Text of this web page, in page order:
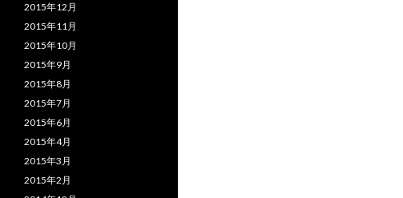
2015年12月
2015年11月
2015年10月
2015年9月
2015年8月
2015年7月
2015年6月
2015年4月
2015年3月
2015年2月